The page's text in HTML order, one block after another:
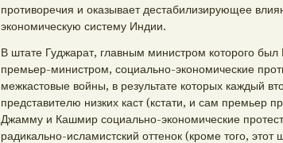
противоречия и оказывает дестабилизирующее
экономическую систему Индии.
В штате Гуджарат, главным министром которого
премьер-министром, социально-экономические
межкастовые войны, в результате которых каждый
представителю низких каст (кстати, и сам премьер
Джамму и Кашмир социально-экономические
радикально-исламистский оттенок (кроме того, этот